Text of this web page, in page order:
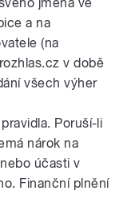
jména ve
a na
(na
v době
všech výher
Poruší-li
nárok na
účasti v
Finanční plnění